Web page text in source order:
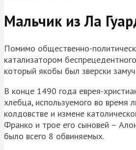
Мальчик из Ла
Помимо общественно-
катализатором
который якобы был зверски
В конце 1490 года еврея-
хлебца, используемого во
колдовстве и измене
Франко и трое его сыновей –
было всего 8 обвиняемых.